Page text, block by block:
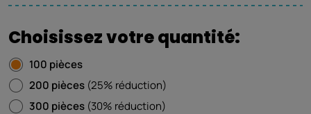
Choisissez votre quantité:
100 pièces
200 pièces (25% réduction)
300 pièces (30% réduction)